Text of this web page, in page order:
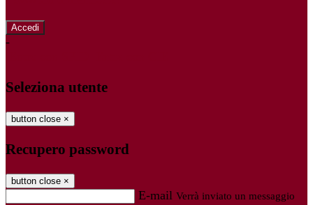
-
Seleziona utente
button close ×
Recupero password
button close ×
E-mail Verrà inviato un messaggio